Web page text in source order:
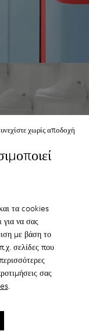
τα cookies
για να σας
με βάση το
σελίδες που
σας
.
χωρίς αποδοχή